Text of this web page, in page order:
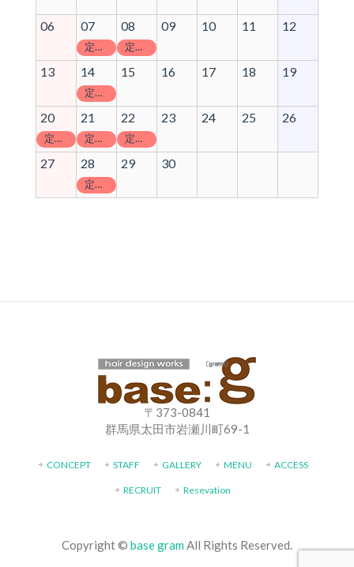
06 07
定休日
08
定休日
09 10 11 12
13 14
定休日
15 16 17 18 19
20
定休日
21
定休日
22
定休日
23 24 25 26
27 28
定休日
29 30
〒373-0841
群馬県太田市岩瀬川町69-1
CONCEPT STAFF GALLERY MENU ACCESS
RECRUIT Resevation
Copyright © base gram All Rights Reserved.